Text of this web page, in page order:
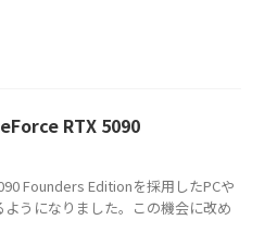
RTX 5090
Founders Editionを採用したPCや
うになりました。この機会に改め